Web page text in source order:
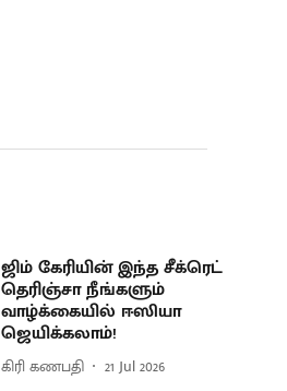
ஜிம் கேரியின் இந்த சீக்ரெட்
தெரிஞ்சா நீங்களும்
வாழ்க்கையில் ஈஸியா
ஜெயிக்கலாம்!
கிரி கணபதி 21 Jul 2026